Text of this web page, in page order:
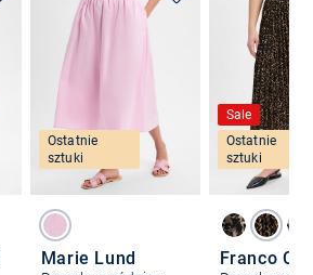
Ostatnie
sztuki
Marie Lund
Sale
Ostatnie
sztuki
Franco